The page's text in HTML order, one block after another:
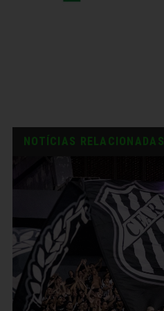
NOTÍCIAS RELACIONADAS